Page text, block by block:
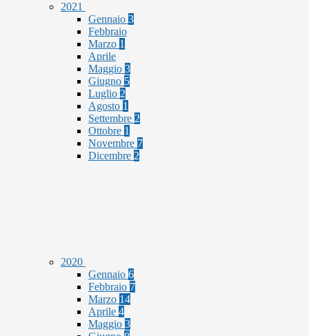
2021
Gennaio 3
Febbraio
Marzo 1
Aprile
Maggio 3
Giugno 5
Luglio 2
Agosto 1
Settembre 2
Ottobre 1
Novembre 7
Dicembre 2
2020
Gennaio 6
Febbraio 7
Marzo 14
Aprile 4
Maggio 3